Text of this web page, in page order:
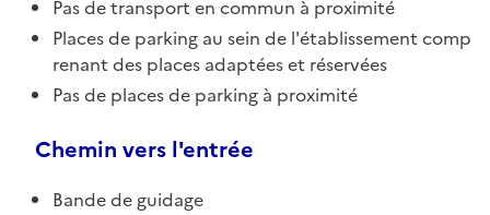
Pas de transport en commun à proximité
Places de parking au sein de l'établissement comp
renant des places adaptées et réservées
Pas de places de parking à proximité
Chemin vers l'entrée
Bande de guidage